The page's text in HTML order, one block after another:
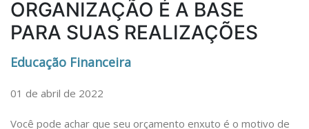
ORGANIZAÇÃO É A BASE
PARA SUAS REALIZAÇÕES
Educação Financeira
01 de abril de 2022
Você pode achar que seu orçamento enxuto é o motivo de